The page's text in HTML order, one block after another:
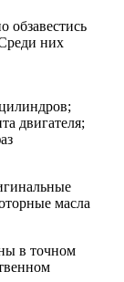
обзавестись
них
двигателя;
масла
в точном